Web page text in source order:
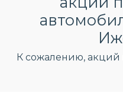
К сожалению, акций